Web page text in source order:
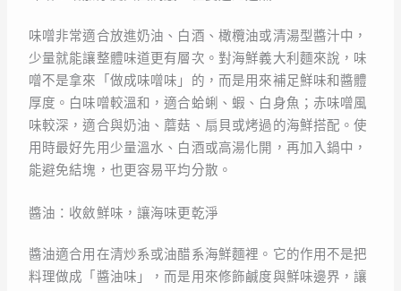
味噌非常適合放進奶油、白酒、橄欖油或清湯型醬汁中，
少量就能讓整體味道更有層次。對海鮮義大利麵來說，味
噌不是拿來「做成味噌味」的，而是用來補足鮮味和醬體
厚度。白味噌較溫和，適合蛤蜊、蝦、白身魚；赤味噌風
味較深，適合與奶油、蘑菇、扇貝或烤過的海鮮搭配。使
用時最好先用少量溫水、白酒或高湯化開，再加入鍋中，
能避免結塊，也更容易平均分散。
醬油：收斂鮮味，讓海味更乾淨
醬油適合用在清炒系或油醋系海鮮麵裡。它的作用不是把
料理做成「醬油味」，而是用來修飾鹹度與鮮味邊界，讓